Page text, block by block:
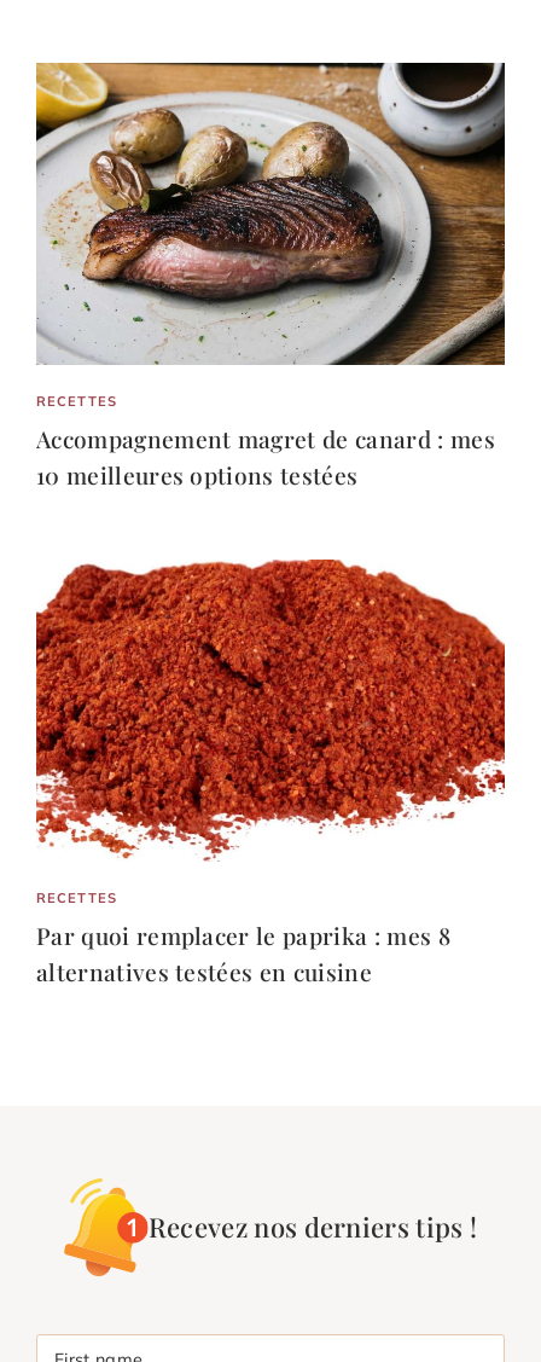
RECETTES
Accompagnement magret de canard : mes
10 meilleures options testées
RECETTES
Par quoi remplacer le paprika : mes 8
alternatives testées en cuisine
Recevez nos derniers tips !